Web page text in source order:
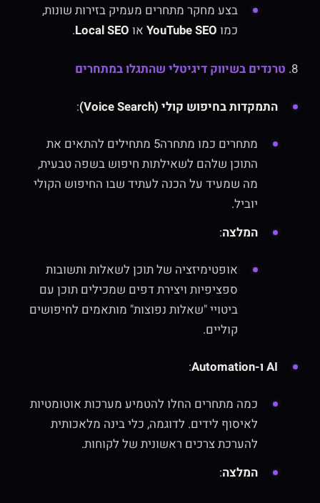
בצע מחקר מתחרים מעמיק בזירות שונות,
כמוYouTube SEOאוLocal SEO
.
8. טרנדים בשיווק דיגיטלי שהתגלו במתחרים
התמקדות בחיפוש קולי (Voice Search) :
מתחרים כמו מתחרה5 מתחילים להתאים את
התוכן שלהם לשאילתות חיפוש בשפה טבעית,
מה שמעיד על הכנה לעתיד שבו החיפוש הקולי
יוביל.
המלצה:
אופטימיזציה של תוכן לשאלות ותשובות
ספציפיות ויצירת דפים שמכילים תוכן עם
ביטויי "שאלות נפוצות" מותאמים לחיפושים
קוליים.
AI ו-Automation :
כמה מתחרים החלו להטמיע מערכות אוטומטיות
לאיסוף לידים. לדוגמה, כלי בינה מלאכותית
להערכת צרכים ראשונית של לקוחות.
המלצה: